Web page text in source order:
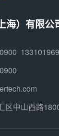
海）有限公
区中山西路